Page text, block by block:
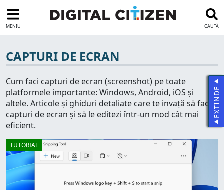
MENIU CAUTĂ
CAPTURI DE ECRAN
Cum faci capturi de ecran (screenshot) pe toate
platformele importante: Windows, Android, iOS și
altele. Articole și ghiduri detaliate care te invață să faci
capturi de ecran și să le editezi într-un mod cât mai
eficient.
TUTORIAL
EXTINDE